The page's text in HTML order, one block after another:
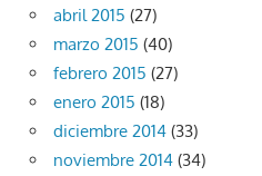
abril 2015 (27)
marzo 2015 (40)
febrero 2015 (27)
enero 2015 (18)
diciembre 2014 (33)
noviembre 2014 (34)